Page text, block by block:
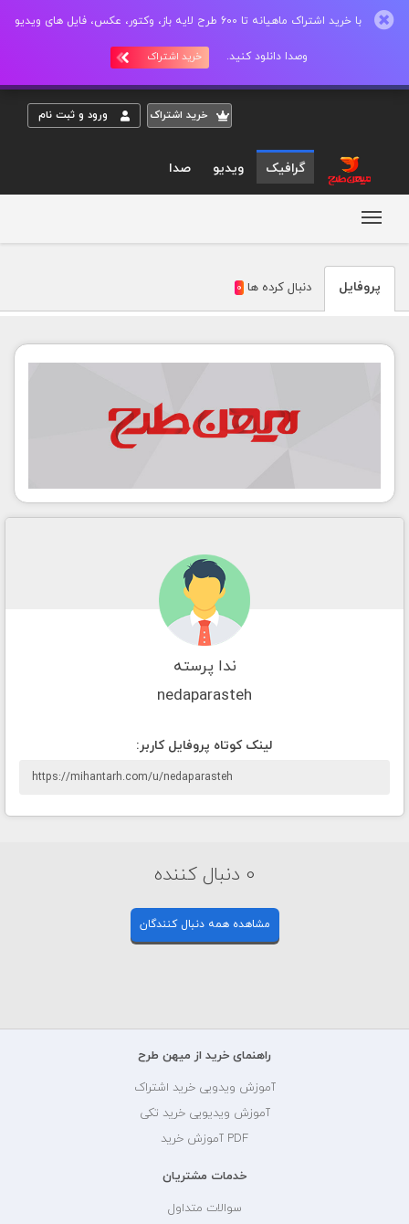
با خرید اشتراک ماهیانه تا 600 طرح لایه باز، وکتور، عکس، فایل های ویدیو
وصدا دانلود کنید. خرید اشتراک
خريد اشتراک ورود و ثبت نام
گرافیک ویدیو صدا
مشاهده پروفايل nedaparasteh
پروفايل دنبال کرده ها 0
ندا پرسته
nedaparasteh
لينک کوتاه پروفايل کاربر:
0 دنبال کننده
مشاهده همه دنبال کنندگان
راهنمای خرید از میهن طرح
آموزش ویدویی خرید اشتراک
آموزش ویدیویی خرید تکی
PDF آموزش خرید
خدمات مشتریان
سوالات متداول